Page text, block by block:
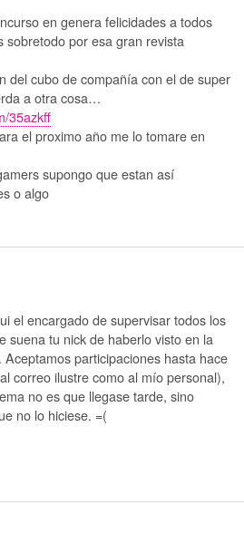
en genera felicidades a todos
sobretodo por esa gran revista
del cubo de compañía con el de super
a otra cosa…
35azkff
el proximo año me lo tomare en
supongo que estan así
o algo
el encargado de supervisar todos los
suena tu nick de haberlo visto en la
Aceptamos participaciones hasta hace
correo ilustre como al mío personal),
no es que llegase tarde, sino
no lo hiciese. =(